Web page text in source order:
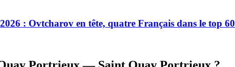
: Ovtcharov en tête, quatre Français dans le top 60